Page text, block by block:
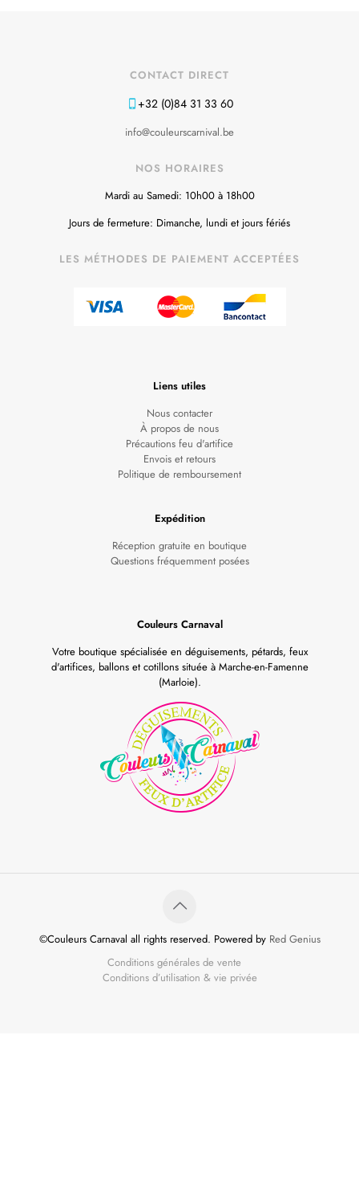
CONTACT DIRECT
+32 (0)84 31 33 60
info@couleurscarnival.be
NOS HORAIRES
Mardi au Samedi: 10h00 à 18h00
Jours de fermeture: Dimanche, lundi et jours fériés
LES MÉTHODES DE PAIEMENT ACCEPTÉES
Liens utiles
Nous contacter
À propos de nous
Précautions feu d'artifice
Envois et retours
Politique de remboursement
Expédition
Réception gratuite en boutique
Questions fréquemment posées
Couleurs Carnaval
Votre boutique spécialisée en déguisements, pétards, feux
d'artifices, ballons et cotillons située à Marche-en-Famenne
(Marloie).
©Couleurs Carnaval all rights reserved. Powered by Red Genius
Conditions générales de vente
Conditions d’utilisation & vie privée